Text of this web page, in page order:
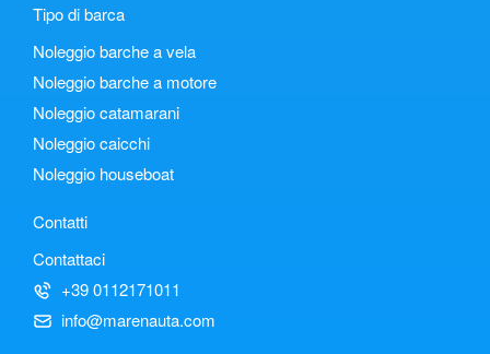
Tipo di barca
Noleggio barche a vela
Noleggio barche a motore
Noleggio catamarani
Noleggio caicchi
Noleggio houseboat
Contatti
Contattaci
+39 0112171011
info@marenauta.com